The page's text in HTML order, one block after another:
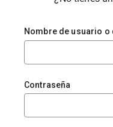
Nombre de usuario
Contraseña